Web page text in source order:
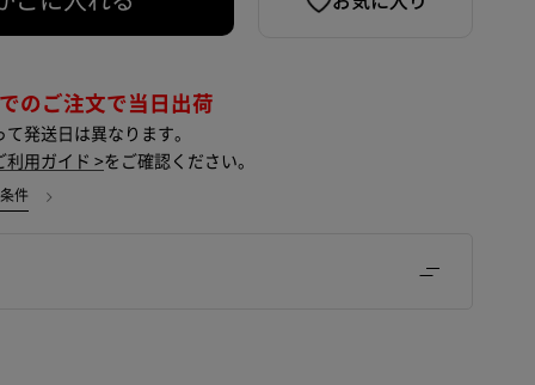
のご注文で当日出荷
発送日は異なります。
利用ガイド >をご確認ください。
件